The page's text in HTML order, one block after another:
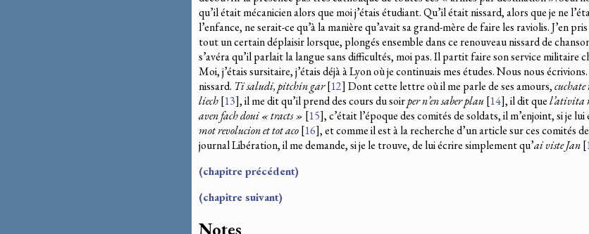
qu’il était mécanicien alors que moi j’étais étudiant. Qu’il était nissard, alors que je ne
l’enfance, ne serait-ce qu’à la manière qu’avait sa grand-mère de faire les raviolis. J’en
tout un certain déplaisir lorsque, plongés ensemble dans ce renouveau nissard de
s’avéra qu’il parlait la langue sans difficultés, moi pas. Il partit faire son service militaire
Moi, j’étais sursitaire, j’étais déjà à Lyon où je continuais mes études. Nous nous
nissard. Ti saludi, pitchin gar[12] Dont cette lettre où il me parle de ses amours,cuchate
liech[13], il me dit qu’il prend des cours du soirper n’en saber plau[14], il dit quel’ativita
aven fach doui « tracts » [15], c’était l’époque des comités de soldats, il m’enjoint, si je
mot revolucion et tot aco[16], et comme il est à la recherche d’un article sur ces comités
journal Libération, il me demande, si je le trouve, de lui écrire simplement qu’ai viste Jan[
(chapitre précédent)
(chapitre suivant)
Notes